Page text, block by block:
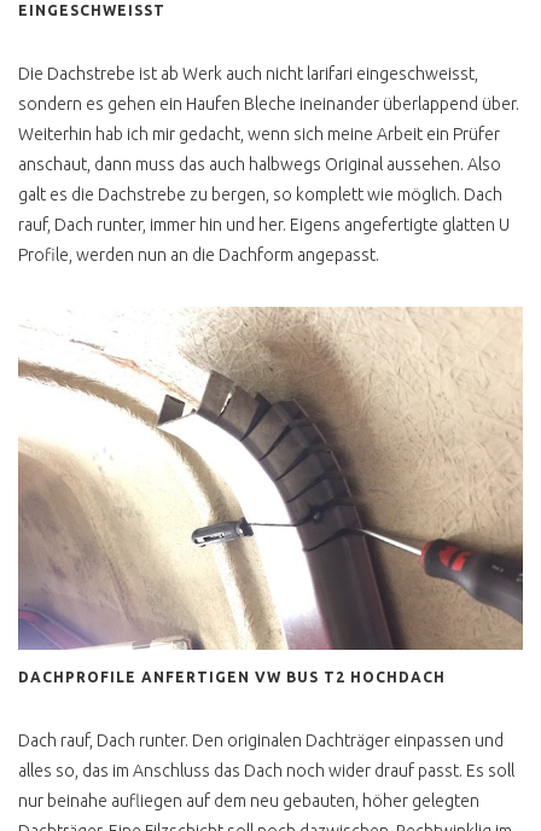
EINGESCHWEISST
Die Dachstrebe ist ab Werk auch nicht larifari eingeschweisst,
sondern es gehen ein Haufen Bleche ineinander überlappend über.
Weiterhin hab ich mir gedacht, wenn sich meine Arbeit ein Prüfer
anschaut, dann muss das auch halbwegs Original aussehen. Also
galt es die Dachstrebe zu bergen, so komplett wie möglich. Dach
rauf, Dach runter, immer hin und her. Eigens angefertigte glatten U
Profile, werden nun an die Dachform angepasst.
DACHPROFILE ANFERTIGEN VW BUS T2 HOCHDACH
Dach rauf, Dach runter. Den originalen Dachträger einpassen und
alles so, das im Anschluss das Dach noch wider drauf passt. Es soll
nur beinahe aufliegen auf dem neu gebauten, höher gelegten